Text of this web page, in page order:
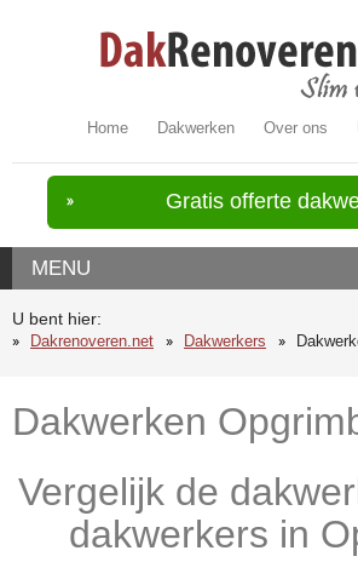
Home Dakwerken Over ons
Gratis offerte
MENU
U bent hier:
Dakrenoveren.net
Dakwerkers
Dakwerken
Vergelijk de
dakwerkers in